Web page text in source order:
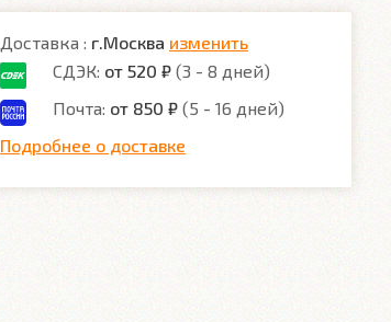
Доставка : г.Москва изменить
СДЭК: от 520 ₽ (3 - 8 дней)
Почта: от 850 ₽ (5 - 16 дней)
Подробнее о доставке